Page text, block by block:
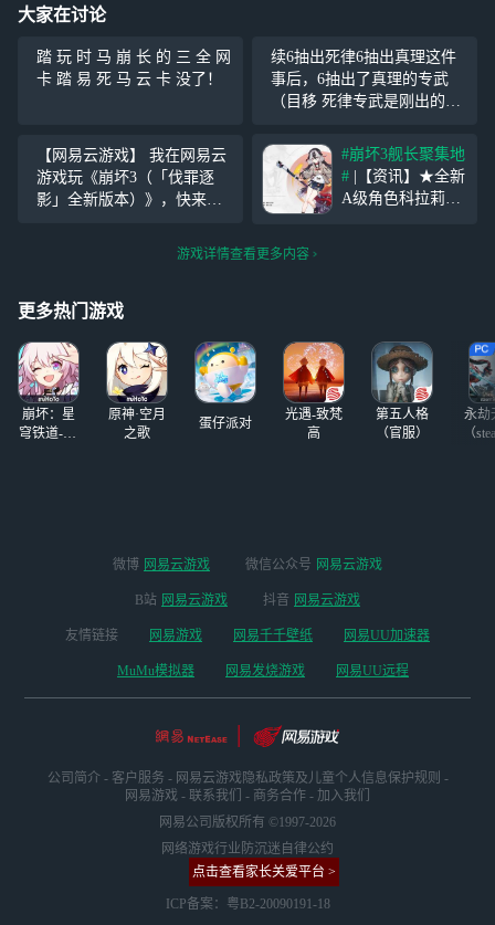
大家在讨论
踏 玩 时 马 崩 长 的 三 全 网
卡 踏 易 死 马 云 卡 没了！
续6抽出死律6抽出真理这件
事后，6抽出了真理的专武
（目移 死律专武是刚出的时
吃爱吃
【网易云游戏】 我在网易云
游戏玩《崩坏3（「伐罪逐
影」全新版本）》，快来一
接可以玩，体验非常好，还
#崩坏3舰长聚集地
# |【资讯】★全新
A级角色科拉莉
自己身上。」
「……好吧，它是
真货，和我的耳朵
一
游戏详情查看更多内容
更多热门游戏
崩坏：星
穹铁道-4.4
原神·空月
之歌
蛋仔派对
光遇-致梵
高
第五人格
（官服）
永劫
（
微博 网易云游戏 微信公众号 网易云游戏
B站 网易云游戏 抖音 网易云游戏
友情链接 网易游戏 网易千千壁纸 网易UU加速器
MuMu模拟器 网易发烧游戏 网易UU远程
公司简介 - 客户服务 - 网易云游戏隐私政策及儿童个人信息保护规则 -
网易游戏 - 联系我们 - 商务合作 - 加入我们
网易公司版权所有 ©1997-2026
网络游戏行业防沉迷自律公约
点击查看家长关爱平台 >
ICP备案：粤B2-20090191-18